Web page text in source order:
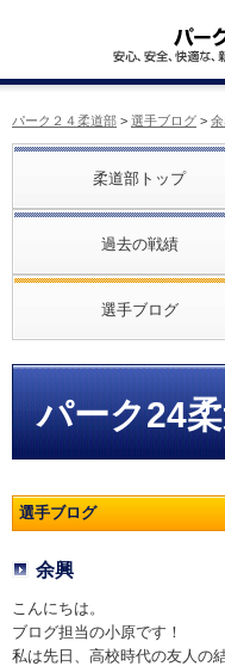
パーク２４柔道部 > 選手ブログ >
柔道部トップ
過去の戦績
選手ブログ
パーク24
選手ブログ
余興
こんにちは。
ブログ担当の小原です！
私は先日、高校時代の友人の